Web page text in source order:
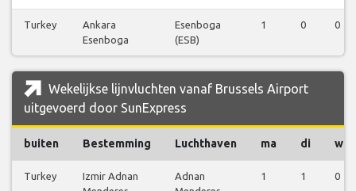
Turkey
Ankara
Esenboga
Esenboga
(ESB)
1 0 0
Wekelijkse lijnvluchten vanaf Brussels Airport
uitgevoerd door SunExpress
buiten Bestemming Luchthaven ma di wo
Turkey
Izmir Adnan
Adnan
1 1 0